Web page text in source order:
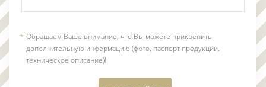
Обращаем Ваше внимание, что Вы можете прикрепить
дополнительную информацию (фото, паспорт продукции,
техническое описание)!